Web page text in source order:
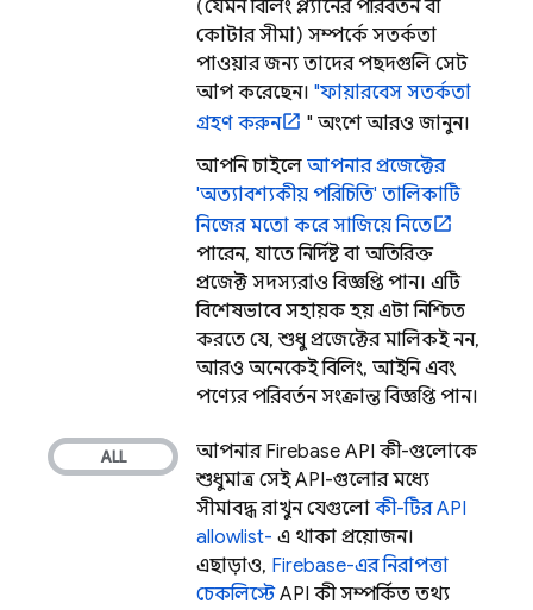
(যেমন বিলিং প্ল্যানের পরিবর্তন বা
কোটার সীমা) সম্পর্কে সতর্কতা
পাওয়ার জন্য তাদের পছন্দগুলি সেট
আপ করেছেন। "ফায়ারবেস সতর্কতা
গ্রহণ করুন
" অংশে আরও জানুন।
আপনি চাইলে আপনার প্রজেক্টের
'অত্যাবশ্যকীয় পরিচিতি' তালিকাটি
নিজের মতো করে সাজিয়ে নিতে
পারেন, যাতে নির্দিষ্ট বা অতিরিক্ত
প্রজেক্ট সদস্যরাও বিজ্ঞপ্তি পান। এটি
বিশেষভাবে সহায়ক হয় এটা নিশ্চিত
করতে যে, শুধু প্রজেক্টের মালিকই নন,
আরও অনেকেই বিলিং, আইনি এবং
পণ্যের পরিবর্তন সংক্রান্ত বিজ্ঞপ্তি পান।
আপনার Firebase API কী-গুলোকে
শুধুমাত্র সেই API-গুলোর মধ্যে
সীমাবদ্ধ রাখুন যেগুলো কী-টির API
allowlist- এ থাকা প্রয়োজন।
এছাড়াও, Firebase-এর নিরাপত্তা
চেকলিস্টেAPI কী সম্পর্কিত তথ্য